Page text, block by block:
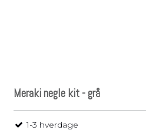
Meraki negle kit - grå
1-3 hverdage